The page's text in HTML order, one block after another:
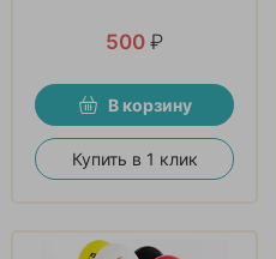
500 ₽
В корзину
Купить в 1 клик